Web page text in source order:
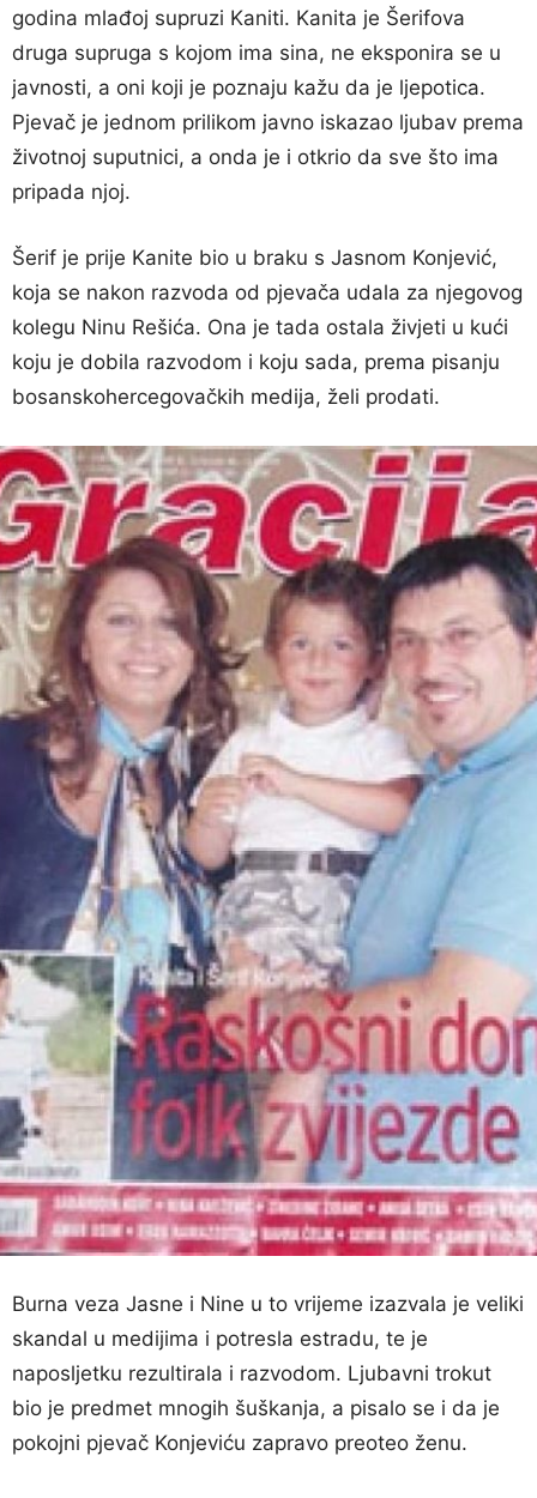
godina mlađoj supruzi Kaniti. Kanita je Šerifova
druga supruga s kojom ima sina, ne eksponira se u
javnosti, a oni koji je poznaju kažu da je ljepotica.
Pjevač je jednom prilikom javno iskazao ljubav prema
životnoj suputnici, a onda je i otkrio da sve što ima
pripada njoj.
Šerif je prije Kanite bio u braku s Jasnom Konjević,
koja se nakon razvoda od pjevača udala za njegovog
kolegu Ninu Rešića. Ona je tada ostala živjeti u kući
koju je dobila razvodom i koju sada, prema pisanju
bosanskohercegovačkih medija, želi prodati.
Burna veza Jasne i Nine u to vrijeme izazvala je veliki
skandal u medijima i potresla estradu, te je
naposljetku rezultirala i razvodom. Ljubavni trokut
bio je predmet mnogih šuškanja, a pisalo se i da je
pokojni pjevač Konjeviću zapravo preoteo ženu.